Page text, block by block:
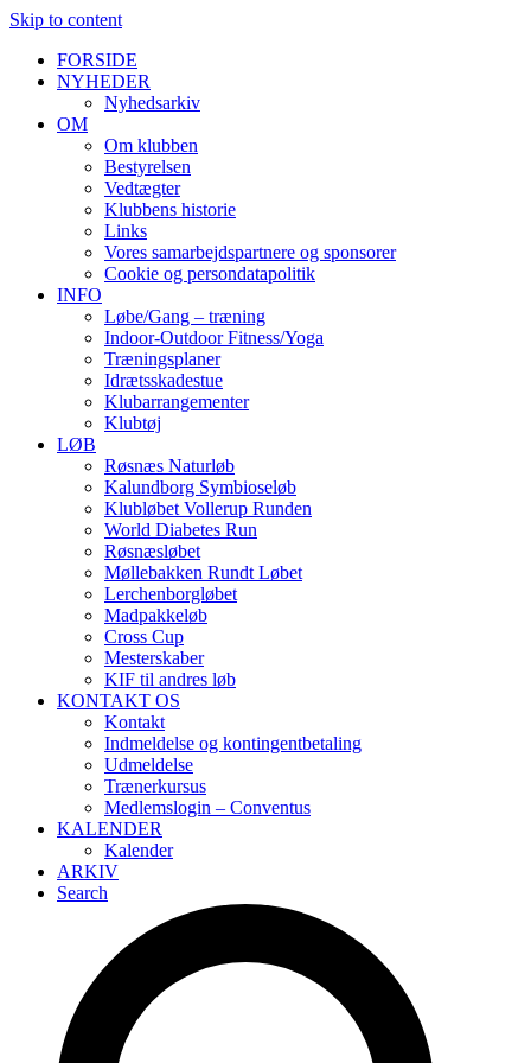
Skip to content
FORSIDE
NYHEDER
Nyhedsarkiv
OM
Om klubben
Bestyrelsen
Vedtægter
Klubbens historie
Links
Vores samarbejdspartnere og sponsorer
Cookie og persondatapolitik
INFO
Løbe/Gang – træning
Indoor-Outdoor Fitness/Yoga
Træningsplaner
Idrætsskadestue
Klubarrangementer
Klubtøj
LØB
Røsnæs Naturløb
Kalundborg Symbioseløb
Klubløbet Vollerup Runden
World Diabetes Run
Røsnæsløbet
Møllebakken Rundt Løbet
Lerchenborgløbet
Madpakkeløb
Cross Cup
Mesterskaber
KIF til andres løb
KONTAKT OS
Kontakt
Indmeldelse og kontingentbetaling
Udmeldelse
Trænerkursus
Medlemslogin – Conventus
KALENDER
Kalender
ARKIV
Search